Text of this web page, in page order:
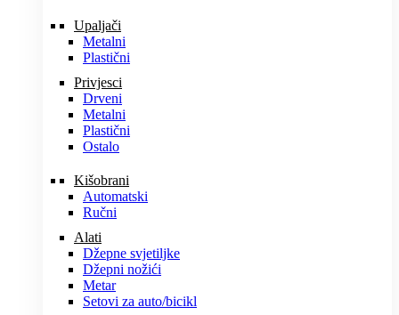
Upaljači
Metalni
Plastični
Privjesci
Drveni
Metalni
Plastični
Ostalo
Kišobrani
Automatski
Ručni
Alati
Džepne svjetiljke
Džepni nožići
Metar
Setovi za auto/bicikl